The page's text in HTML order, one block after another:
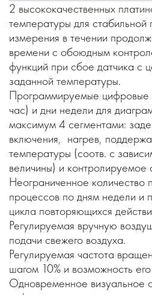
2 высококачественных
температуры для стабильной
измерения в течении
времени с обоюдным
функций при сбое датчика с
заданной температуры.
Программируемые
час) и дни недели для
максимум 4 сегментами:
включения, нагрев,
температуры (соотв. с
величины) и контролируемое
Неограниченное количество
процессов по дням недели и
цикла повторяющихся
Регулируемая вручную
подачи свежего воздуха.
Регулируемая частота
шагом 10% и возможность
Одновременное визуальное